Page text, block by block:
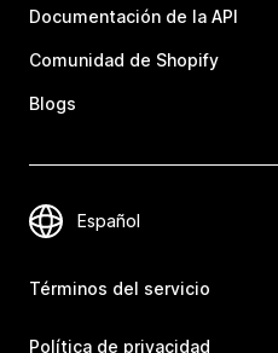
Documentación de la API
Comunidad de Shopify
Blogs
Términos del servicio
Política de privacidad